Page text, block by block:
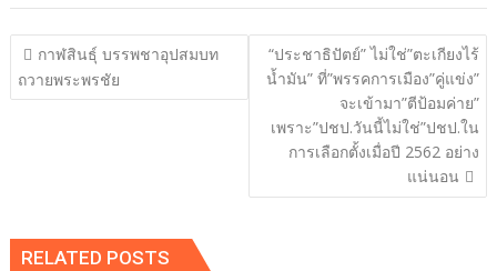
แนะแนว
เรื่อง
กาฬสินธุ์ บรรพชาอุปสมบท
ถวายพระพรชัย
“ประชาธิปัตย์” ไม่ใช่”ตะเกียงไร้
น้ำมัน” ที่”พรรคการเมือง”คู่แข่ง”
จะเข้ามา”ตีป้อมค่าย”
เพราะ”ปชป.วันนี้ไม่ใช่”ปชป.ใน
การเลือกตั้งเมื่อปี 2562 อย่าง
แน่นอน
RELATED POSTS